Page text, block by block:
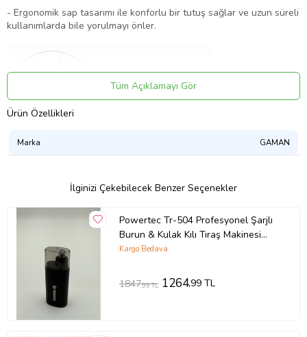
- Ergonomik sap tasarımı ile konforlu bir tutuş sağlar ve uzun süreli
kullanımlarda bile yorulmayı önler.
Ürün Kodu: kcm96453741
Tüm Açıklamayı Gör
Ürün Özellikleri
Marka GAMAN
İlginizi Çekebilecek Benzer Seçenekler
Powertec Tr-504 Profesyonel Şarjlı
Burun & Kulak Kılı Tıraş Makinesi
(9600 Rpm)
Kargo Bedava
1847,99 TL 1264,99 TL